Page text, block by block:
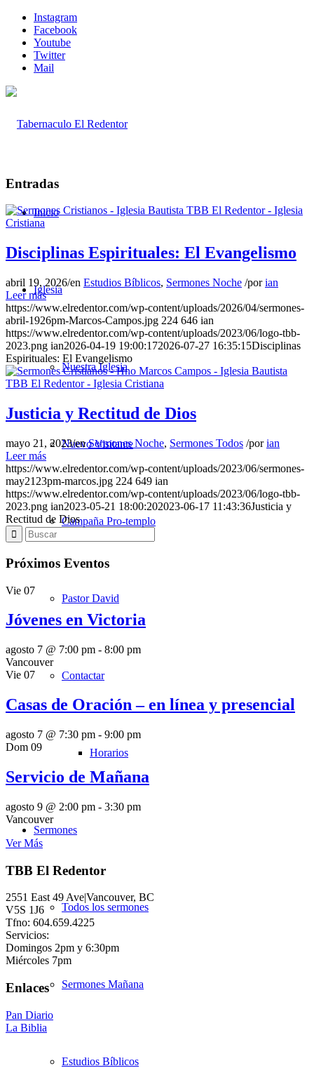
Instagram
Facebook
Youtube
Twitter
Mail
Inicio
Iglesia
Nuestra Iglesia
Nuevo Visitante
Campaña Pro-templo
Pastor David
Contactar
Horarios
Sermones
Todos los sermones
Sermones Mañana
Estudios Bíblicos
Entradas
Disciplinas Espirituales: El Evangelismo
abril 19, 2026/en Estudios Bíblicos, Sermones Noche /porian
Leer más
https://www.elredentor.com/wp-content/uploads/2026/04/sermones-
abril-1926pm-Marcos-Campos.jpg 224 646 ian
https://www.elredentor.com/wp-content/uploads/2023/06/logo-tbb-
2023.png ian2026-04-19 19:00:172026-07-27 16:35:15Disciplinas
Espirituales: El Evangelismo
Justicia y Rectitud de Dios
mayo 21, 2023/enSermones Noche, Sermones Todos /porian
Leer más
https://www.elredentor.com/wp-content/uploads/2023/06/sermones-
may2123pm-marcos.jpg 224 649 ian
https://www.elredentor.com/wp-content/uploads/2023/06/logo-tbb-
2023.png ian2023-05-21 18:00:202023-06-17 11:43:36Justicia y
Rectitud de Dios
Próximos Eventos
Vie 07
Jóvenes en Victoria
agosto 7 @ 7:00 pm - 8:00 pm
Vancouver
Vie 07
Casas de Oración – en línea y presencial
agosto 7 @ 7:30 pm - 9:00 pm
Dom 09
Servicio de Mañana
agosto 9 @ 2:00 pm - 3:30 pm
Vancouver
Ver Más
TBB El Redentor
2551 East 49 Ave|Vancouver, BC
V5S 1J6
Tfno: 604.659.4225
Servicios:
Domingos 2pm y 6:30pm
Miércoles 7pm
Enlaces
Pan Diario
La Biblia